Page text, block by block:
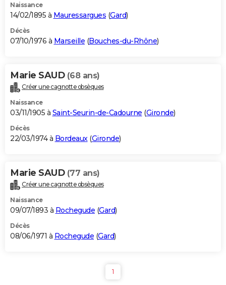
Naissance
14/02/1895 à Mauressargues (Gard)
Décès
07/10/1976 à Marseille (Bouches-du-Rhône)
Marie SAUD (68 ans)
Créer une cagnotte obsèques
Naissance
03/11/1905 à Saint-Seurin-de-Cadourne (Gironde)
Décès
22/03/1974 à Bordeaux(Gironde)
Marie SAUD (77 ans)
Créer une cagnotte obsèques
Naissance
09/07/1893 à Rochegude (Gard)
Décès
08/06/1971 à Rochegude (Gard)
1